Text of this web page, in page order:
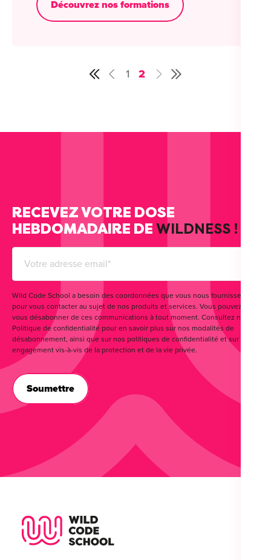
Découvrez nos formations
PremierPrécédent
1 2
SuivantDernier
RECEVEZ VOTRE DOSE
HEBDOMADAIRE DE WILDNESS !
Wild Code School a besoin des coordonnées que vous nous fournissez
pour vous contacter au sujet de nos produits et services. Vous pouvez
vous désabonner de ces communications à tout moment. Consultez notre
Politique de confidentialité pour en savoir plus sur nos modalités de
désabonnement, ainsi que sur nos politiques de confidentialité et sur notre
engagement vis-à-vis de la protection et de la vie privée.